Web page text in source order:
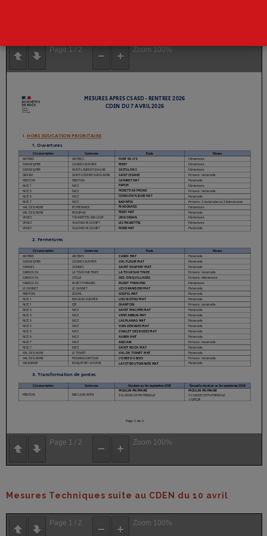
Page 1 / 2 Zoom 100%
Page 1 / 2 Zoom 100%
Mesures Techniques suite au CDEN du 10 avril
Page 1 / 2 Zoom 100%